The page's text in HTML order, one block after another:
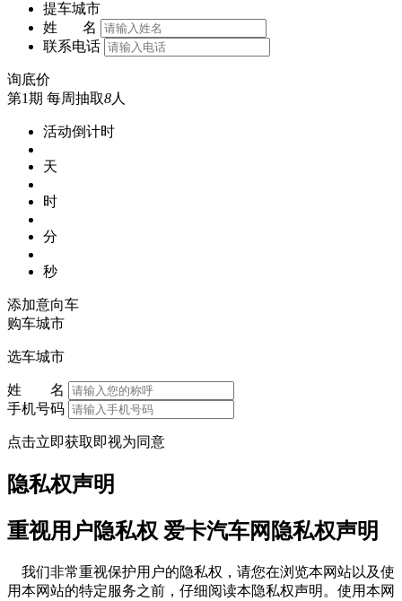
提车城市
姓 名
联系电话
询底价
第1期 每周抽取8人
活动倒计时
天
时
分
秒
添加意向车
购车城市
选车城市
姓 名
手机号码
点击立即获取即视为同意
隐私权声明
重视用户隐私权 爱卡汽车网隐私权声明
我们非常重视保护用户的隐私权，请您在浏览本网站以及使
用本网站的特定服务之前，仔细阅读本隐私权声明。使用本网